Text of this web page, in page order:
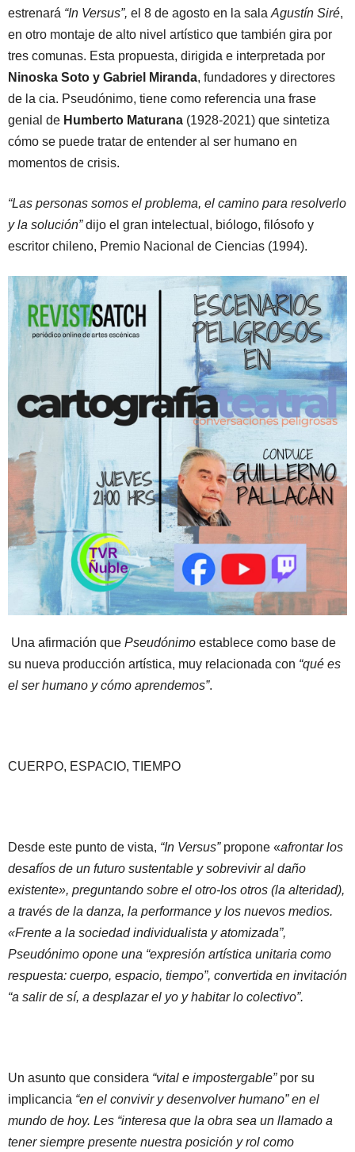
estrenará “In Versus”, el 8 de agosto en la sala Agustín Siré,
en otro montaje de alto nivel artístico que también gira por
tres comunas. Esta propuesta, dirigida e interpretada por
Ninoska Soto y Gabriel Miranda, fundadores y directores
de la cia. Pseudónimo, tiene como referencia una frase
genial de Humberto Maturana (1928-2021) que sintetiza
cómo se puede tratar de entender al ser humano en
momentos de crisis.
“Las personas somos el problema, el camino para resolverlo
y la solución”dijo el gran intelectual, biólogo, filósofo y
escritor chileno, Premio Nacional de Ciencias (1994).
Una afirmación que Pseudónimo establece como base de
su nueva producción artística, muy relacionada con “qué es
el ser humano y cómo aprendemos”.
CUERPO, ESPACIO, TIEMPO
Desde este punto de vista, “In Versus”propone «afrontar los
desafíos de un futuro sustentable y sobrevivir al daño
existente», preguntando sobre el otro-los otros (la alteridad),
a través de la danza, la performance y los nuevos medios.
«Frente a la sociedad individualista y atomizada”,
Pseudónimo opone una “expresión artística unitaria como
respuesta: cuerpo, espacio, tiempo”, convertida en invitación
“a salir de sí, a desplazar el yo y habitar lo colectivo”.
Un asunto que considera “vital e impostergable”por su
implicancia “en el convivir y desenvolver humano” en el
mundo de hoy. Les “interesa que la obra sea un llamado a
tener siempre presente nuestra posición y rol como